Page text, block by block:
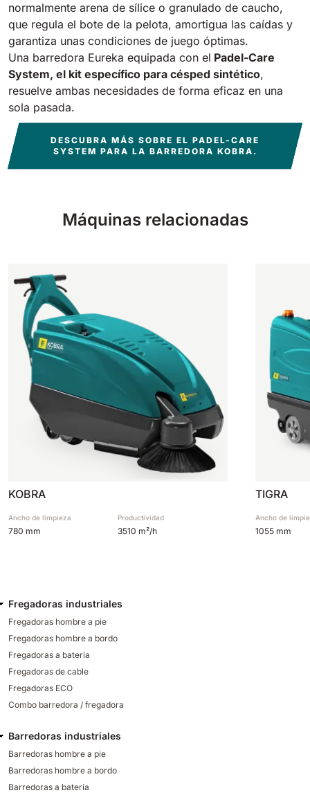
normalmente arena de sílice o granulado de caucho,
que regula el bote de la pelota, amortigua las caídas y
garantiza unas condiciones de juego óptimas.
Una barredora Eureka equipada con el Padel-Care
System, el kit específico para césped sintético,
resuelve ambas necesidades de forma eficaz en una
sola pasada.
DESCUBRA MÁS SOBRE EL PADEL-CARE
SYSTEM PARA LA BARREDORA KOBRA.
Máquinas relacionadas
KOBRA
Ancho de limpieza
780 mm
Productividad
3510 m²/h
TIGRA
Ancho de
1055 mm
Fregadoras industriales
Fregadoras hombre a pie
Fregadoras hombre a bordo
Fregadoras a batería
Fregadoras de cable
Fregadoras ECO
Combo barredora / fregadora
Barredoras industriales
Barredoras hombre a pie
Barredoras hombre a bordo
Barredoras a batería